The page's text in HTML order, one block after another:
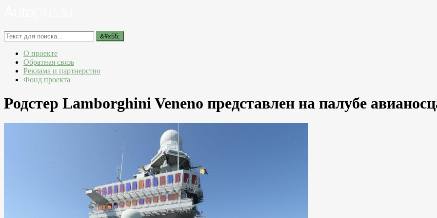
О проекте
Обратная связь
Реклама и партнерство
Фонд проекта
Родстер Lamborghini Veneno представлен на палубе